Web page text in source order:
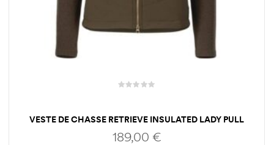
VESTE DE CHASSE RETRIEVE INSULATED LADY PULL
OLIVE HARKILA
189,00 €